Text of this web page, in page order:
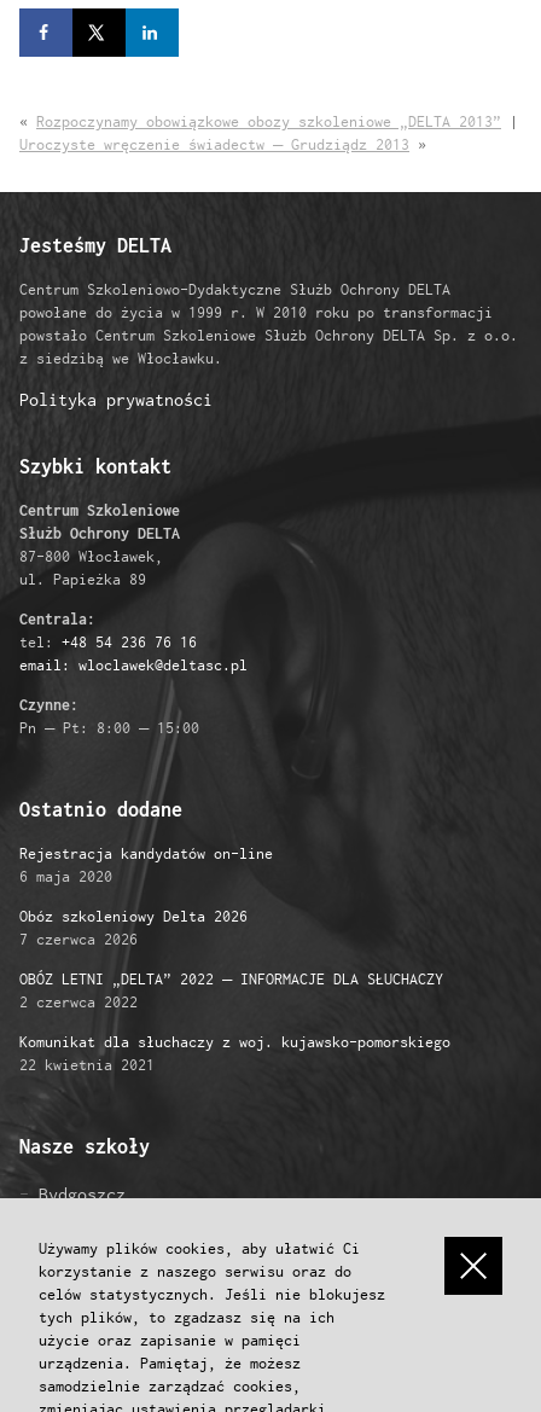
Używamy plików cookies, aby ułatwić Ci
korzystanie z naszego serwisu oraz do
celów statystycznych. Jeśli nie blokujesz
tych plików, to zgadzasz się na ich
użycie oraz zapisanie w pamięci
urządzenia. Pamiętaj, że możesz
samodzielnie zarządzać cookies,
« Rozpoczynamy obowiązkowe obozy szkoleniowe „DELTA 2013” |
Uroczyste wręczenie świadectw – Grudziądz 2013 »
Jesteśmy DELTA
Centrum Szkoleniowo-Dydaktyczne Służb Ochrony DELTA
powołane do życia w 1999 r. W 2010 roku po transformacji
powstało Centrum Szkoleniowe Służb Ochrony DELTA Sp. z o.o.
z siedzibą we Włocławku.
Polityka prywatności
Szybki kontakt
Centrum Szkoleniowe
Służb Ochrony DELTA
87-800 Włocławek,
ul. Papieżka 89
Centrala:
tel: +48 54 236 76 16
email: wloclawek@deltasc.pl
Czynne:
Pn – Pt: 8:00 – 15:00
Ostatnio dodane
Rejestracja kandydatów on-line
6 maja 2020
Obóz szkoleniowy Delta 2026
7 czerwca 2026
OBÓZ LETNI „DELTA” 2022 – INFORMACJE DLA SŁUCHACZY
2 czerwca 2022
Komunikat dla słuchaczy z woj. kujawsko-pomorskiego
22 kwietnia 2021
Nasze szkoły
Bydgoszcz
Grudziądz
Inowrocław
Konin
Koszalin
Poznań
Przemyśl
Toruń